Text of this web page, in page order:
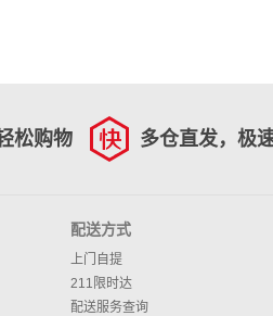
松购物 多仓直发，极
配送方式
上门自提
211限时达
配送服务查询